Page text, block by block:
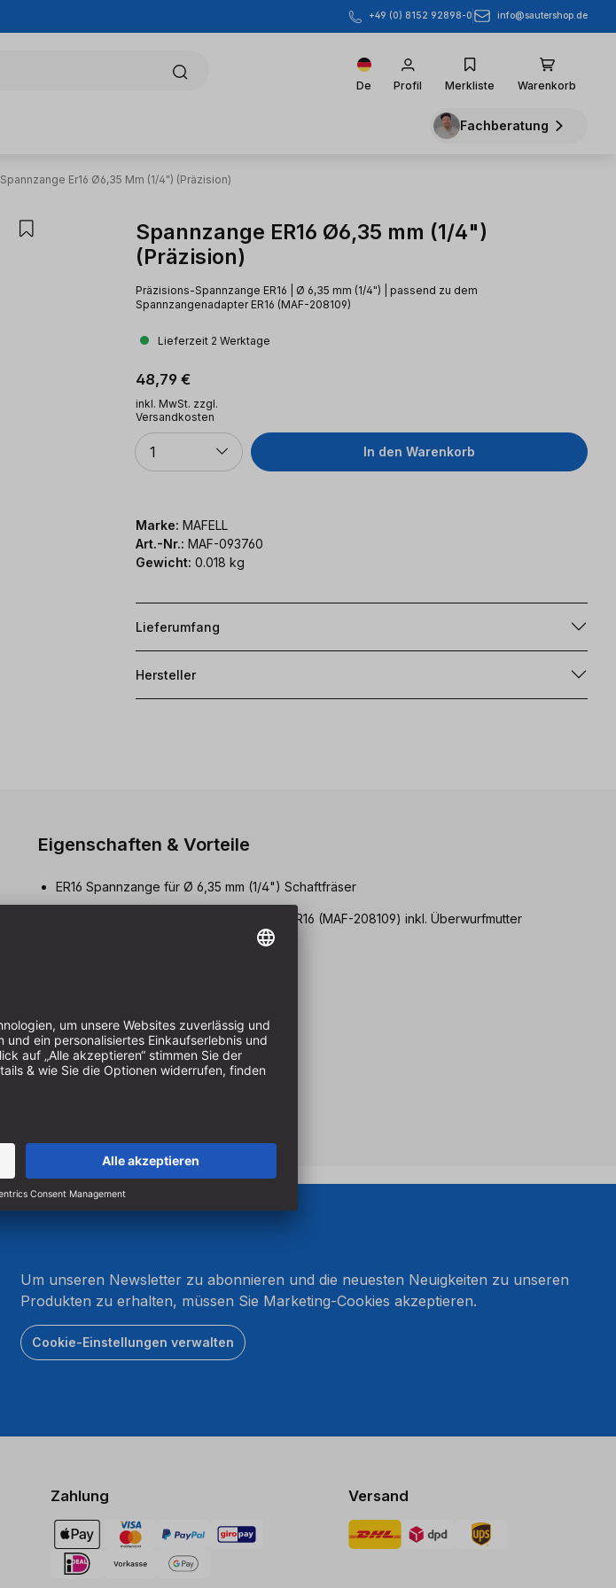
+49 (0) 8152 92898-0 info@sautershop.de
De Profil Merkliste Warenkorb
Fachberatung
Spannzange Er16 Ø6,35 Mm (1/4") (Präzision)
Spannzange ER16 Ø6,35 mm (1/4")
(Präzision)
Präzisions-Spannzange ER16 | Ø 6,35 mm (1/4") | passend zu dem
Spannzangenadapter ER16 (MAF-208109)
Lieferzeit 2 Werktage
Regulärer Preis:
48,79 €
inkl. MwSt. zzgl.
Versandkosten
Anzahl
1 In den Warenkorb
Marke: MAFELL
Art.-Nr.: MAF-093760
Gewicht: 0.018 kg
Lieferumfang
Hersteller
Eigenschaften & Vorteile
ER16 Spannzange für Ø 6,35 mm (1/4") Schaftfräser
passend zu dem Spannzangenadapter ER16 (MAF-208109) inkl. Überwurfmutter
Um unseren Newsletter zu abonnieren und die neuesten Neuigkeiten zu unseren
Produkten zu erhalten, müssen Sie Marketing-Cookies akzeptieren.
Cookie-Einstellungen verwalten
Zahlung Versand